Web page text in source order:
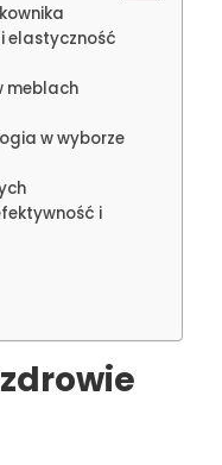
elastyczność
meblach
w wyborze
i